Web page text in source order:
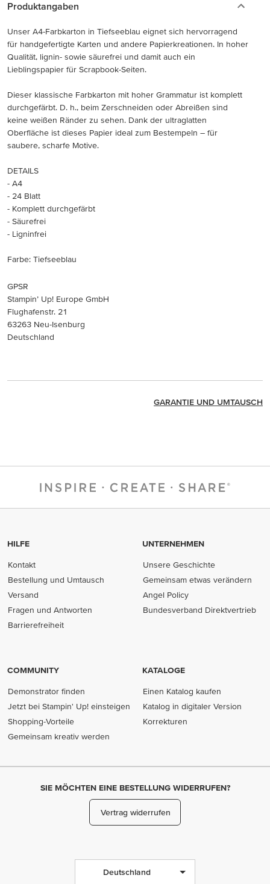
Produktangaben
Unser A4-Farbkarton in Tiefseeblau eignet sich hervorragend
für handgefertigte Karten und andere Papierkreationen. In hoher
Qualität, lignin- sowie säurefrei und damit auch ein
Lieblingspapier für Scrapbook-Seiten.
Dieser klassische Farbkarton mit hoher Grammatur ist komplett
durchgefärbt. D. h., beim Zerschneiden oder Abreißen sind
keine weißen Ränder zu sehen. Dank der ultraglatten
Oberfläche ist dieses Papier ideal zum Bestempeln – für
saubere, scharfe Motive.
DETAILS
- A4
- 24 Blatt
- Komplett durchgefärbt
- Säurefrei
- Ligninfrei
Farbe: Tiefseeblau
GPSR
Stampin’ Up! Europe GmbH
Flughafenstr. 21
63263 Neu-Isenburg
Deutschland
GARANTIE UND UMTAUSCH
HILFE
Kontakt
Bestellung und Umtausch
Versand
Fragen und Antworten
Barrierefreiheit
UNTERNEHMEN
Unsere Geschichte
Gemeinsam etwas verändern
Angel Policy
Bundesverband Direktvertrieb
COMMUNITY
Demonstrator finden
Jetzt bei Stampin' Up! einsteigen
Shopping-Vorteile
Gemeinsam kreativ werden
KATALOGE
Einen Katalog kaufen
Katalog in digitaler Version
Korrekturen
SIE MÖCHTEN EINE BESTELLUNG WIDERRUFEN?
Vertrag widerrufen
Deutschland